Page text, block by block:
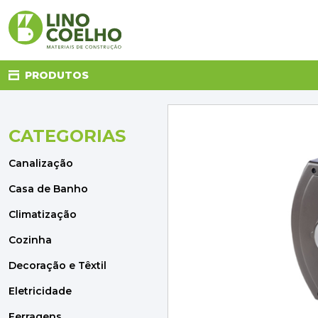
PRODUTOS
CANALIZAÇÃO
CLIMATIZAÇÃO
COZINHA
ELETRICIDADE
FERRAGENS
ILUMINAÇÃO
JARDIM
CATEGORIAS
Canalização
Casa de Banho
Climatização
Cozinha
Decoração e Têxtil
Eletricidade